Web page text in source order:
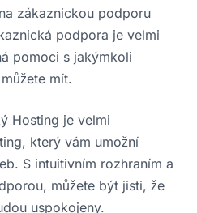
zákaznickou podporu
podpora je velmi
pomoci s jakýmkoli
mít.
Hosting je velmi
který vám umožní
S intuitivním rozhraním a
můžete být jisti, že
uspokojeny.